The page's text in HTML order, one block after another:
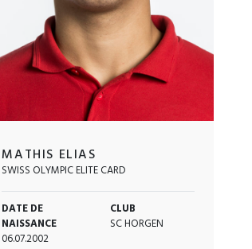
MATHIS ELIAS
SWISS OLYMPIC ELITE CARD
DATE DE
NAISSANCE
06.07.2002
CLUB
SC HORGEN